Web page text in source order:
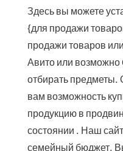
Здесь вы можете
{для продажи
продажи товаров
Авито или возможно
отбирать предметы.
вам возможность
продукцию в
состоянии . Наш
семейный бюджет.